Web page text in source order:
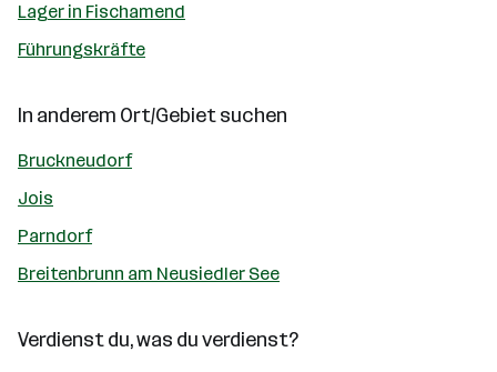
Lager in Fischamend
Führungskräfte
In anderem Ort/Gebiet suchen
Bruckneudorf
Jois
Parndorf
Breitenbrunn am Neusiedler See
Verdienst du, was du verdienst?